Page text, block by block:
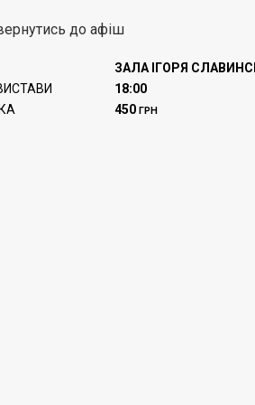
до афіш
ЗАЛА ІГОРЯ
18:00
450 ГРН